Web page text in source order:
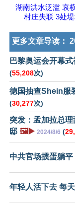
湖南洪水泛滥 哀
村庄失联 3处
更多文章导读：
巴黎奥运会开幕
(55,208次)
德国抽查Shein服
(30,277次)
突发：孟加拉总
邸 🖼️▶️ 2024/8/6 (
中共官场掼蛋躺
年轻人活下去 每